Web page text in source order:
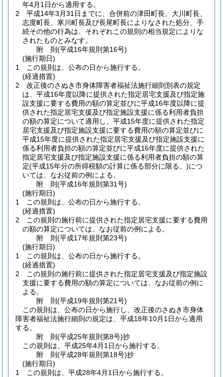
年4月1日から適用する。
2
平成14年3月31日までに、合併前の津田町長、大川町長、
志度町長、寒川町長及び長尾町長によりなされた処分、手
続その他の行為は、それぞれこの規則の相当規定によりな
されたものとみなす。
附 則(平成16年規則第16号)
(施行期日)
1
この規則は、公布の日から施行する。
(経過措置)
2
改正後のさぬき市身体障害者福祉法施行細則別表の規定
は、平成16年度以降に提供された指定居宅支援及び指定施
設支援に要する費用の額の算定並びに平成16年度以降に提
供された指定居宅支援及び指定施設支援に係る利用者負担
の額の算定について適用し、平成15年度に提供された指定
居宅支援及び指定施設支援に要する費用の額の算定並びに
平成15年度に提供された指定居宅支援及び指定施設支援に
係る利用者負担の額の算定並びに平成16年度に提供された
指定居宅支援及び指定施設支援に係る利用者負担の額の算
定(平成15年分の所得税額の計算に係る部分に限る。)につ
いては、なお従前の例による。
附 則(平成16年規則第31号)
(施行期日)
1
この規則は、公布の日から施行する。
(経過措置)
2
この規則の施行前に提供された指定居宅支援に要する費用
の額の算定については、なお従前の例による。
附 則(平成17年規則第23号)
(施行期日)
1
この規則は、公布の日から施行する。
(経過措置)
2
この規則の施行前に提供された指定居宅支援及び指定施設
支援に要する費用の額の算定については、なお従前の例に
よる。
附 則(平成19年規則第21号)
この規則は、公布の日から施行し、改正後のさぬき市身体
障害者福祉法施行細則の規定は、平成18年10月1日から適用
する。
附 則(平成25年規則第8号)抄
この規則は、平成25年4月1日から施行する。
附 則(平成28年規則第18号)抄
(施行期日)
1
この規則は、平成28年4月1日から施行する。